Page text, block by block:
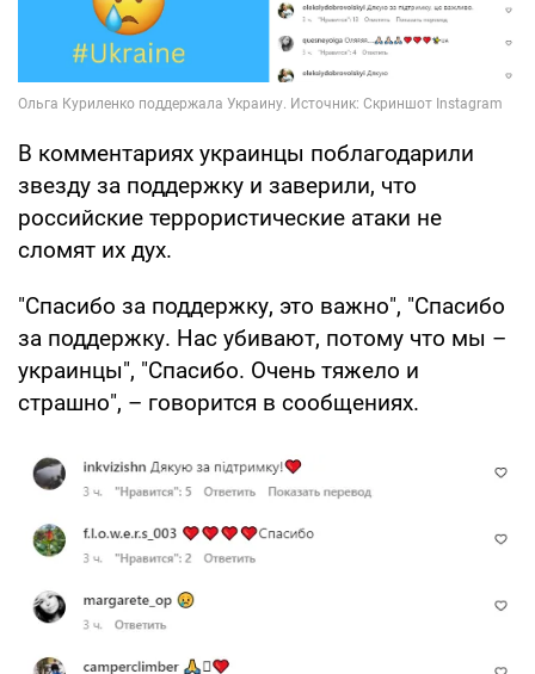
В комментариях украинцы поблагодарили
звезду за поддержку и заверили, что
российские террористические атаки не
сломят их дух.
"Спасибо за поддержку, это важно", "Спасибо
за поддержку. Нас убивают, потому что мы –
украинцы", "Спасибо. Очень тяжело и
страшно", – говорится в сообщениях.